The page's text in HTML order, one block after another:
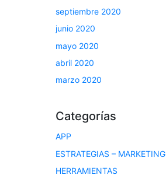
septiembre 2020
junio 2020
mayo 2020
abril 2020
marzo 2020
Categorías
APP
ESTRATEGIAS – MARKETING
HERRAMIENTAS